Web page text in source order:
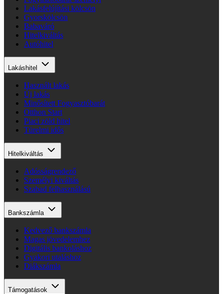
Lakásfelújítási kölcsön
Gyorskölcsön
Babaváró
Hitelkiváltás
Autóhitel
Lakáshitel
Használt lakás
Új lakás
Minősített Fogyasztóbarát
Otthon Start
Piaci zöld hitel
Türelmi idős
Hitelkiváltás
Adósságrendező
Személyi kiváltás
Szabad felhasználású
Bankszámla
Kedvező bankszámla
Magas jövedelemhez
Digitális bankoláshoz
Gyakori utaláshoz
Diákszámla
Támogatások